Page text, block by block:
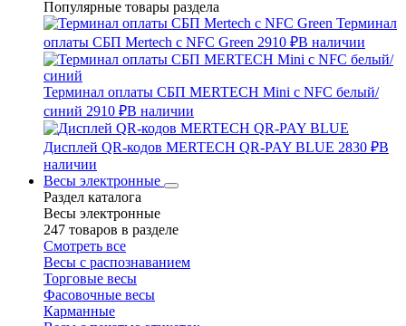
Популярные товары раздела
Терминал
оплаты СБП Mertech с NFC Green 2910 ₽В наличии
Терминал оплаты СБП MERTECH Mini с NFC белый/
синий 2910 ₽В наличии
Дисплей QR-кодов MERTECH QR-PAY BLUE 2830 ₽В
наличии
Весы электронные
Раздел каталога
Весы электронные
247 товаров в разделе
Смотреть все
Весы с распознаванием
Торговые весы
Фасовочные весы
Карманные